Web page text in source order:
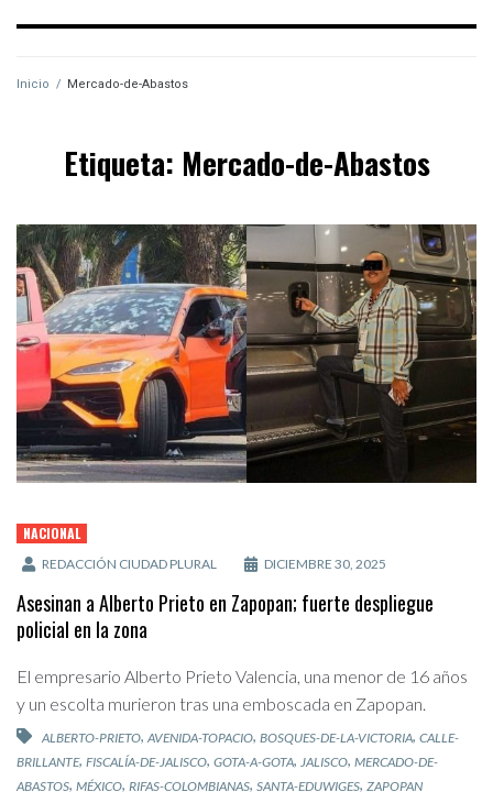
Inicio / Mercado-de-Abastos
Etiqueta: Mercado-de-Abastos
NACIONAL
REDACCIÓN CIUDAD PLURAL DICIEMBRE 30, 2025
Asesinan a Alberto Prieto en Zapopan; fuerte despliegue
policial en la zona
El empresario Alberto Prieto Valencia, una menor de 16 años
y un escolta murieron tras una emboscada en Zapopan.
ALBERTO-PRIETO, AVENIDA-TOPACIO, BOSQUES-DE-LA-VICTORIA, CALLE-
BRILLANTE, FISCALÍA-DE-JALISCO, GOTA-A-GOTA, JALISCO, MERCADO-DE-
ABASTOS, MÉXICO, RIFAS-COLOMBIANAS, SANTA-EDUWIGES, ZAPOPAN